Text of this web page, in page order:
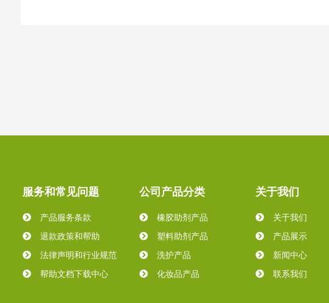
服务和常见问题
产品服务条款
退款政策和帮助
法律声明和行业规范
帮助文档下载中心
公司产品分类
橡胶助剂产品
塑料助剂产品
洗护产品
化妆品产品
关于我们
关于我们
产品展示
新闻中心
联系我们